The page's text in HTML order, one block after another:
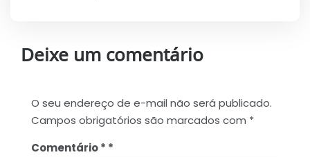
Deixe um comentário
O seu endereço de e-mail não será publicado.
Campos obrigatórios são marcados com *
Comentário*